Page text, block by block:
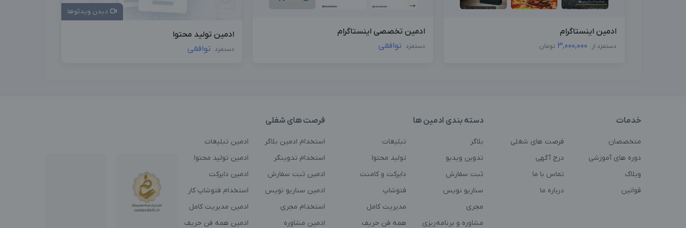
ادمین اینستاگرام
دستمزد از 3,000,000 تومان
ادمین تخصصی اینستاگرام
دستمزد توافقی
دیدن ویدئوها
ادمین تولید محتوا
دستمزد توافقی
خدمات
متخصصان
فرصت های شغلی
دوره های آموزشی
درج آگهی
وبلاگ
تماس با ما
قوانین
درباره ما
دسته بندی ادمین ها
بلاگر
تبلیغات
تدوین ویدیو
تولید محتوا
ثبت سفارش
دایرکت و کامنت
سناریو نویس
فتوشاپ
مجری
مدیریت کامل
مشاوره و برنامه‌ریزی
همه فن حریف
فرصت های شغلی
استخدام ادمین بلاگر
ادمین تبلیغات
استخدام تدوینگر
ادمین تولید محتوا
ادمین ثبت سفارش
ادمین دایرکت
ادمین سناریو نویس
استخدام فتوشاپ کار
استخدام مجری
ادمین مدیریت کامل
ادمین مشاوره
ادمین همه فن حریف